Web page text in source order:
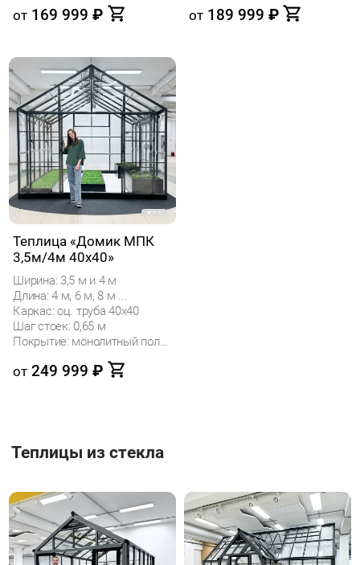
от 169 999 ₽ от 189 999 ₽
Теплица «Домик МПК
3,5м/4м 40x40»
Ширина: 3,5 м и 4 м
Длина: 4 м, 6 м, 8 м ...
Каркас: оц. труба 40х40
Шаг стоек: 0,65 м
Покрытие: монолитный поликарбонат
от 249 999 ₽
Теплицы из стекла